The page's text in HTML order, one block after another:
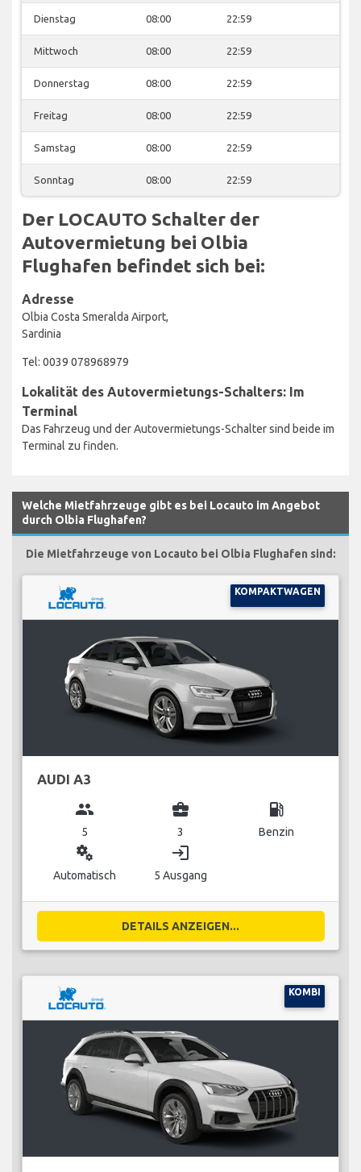
Dienstag 08:00 22:59
Mittwoch 08:00 22:59
Donnerstag 08:00 22:59
Freitag 08:00 22:59
Samstag 08:00 22:59
Sonntag 08:00 22:59
Der LOCAUTO Schalter der
Autovermietung bei Olbia
Flughafen befindet sich bei:
Adresse
Olbia Costa Smeralda Airport,
Sardinia
Tel: 0039 078968979
Lokalität des Autovermietungs-Schalters: Im
Terminal
Das Fahrzeug und der Autovermietungs-Schalter sind beide im
Terminal zu finden.
Welche Mietfahrzeuge gibt es bei Locauto im Angebot
durch Olbia Flughafen?
Die Mietfahrzeuge von Locauto bei Olbia Flughafen sind:
KOMPAKTWAGEN
AUDI A3
group
5
business_center
3
local_gas_station
Benzin
miscellaneous_services
Automatisch
login
5 Ausgang
DETAILS ANZEIGEN...
KOMBI